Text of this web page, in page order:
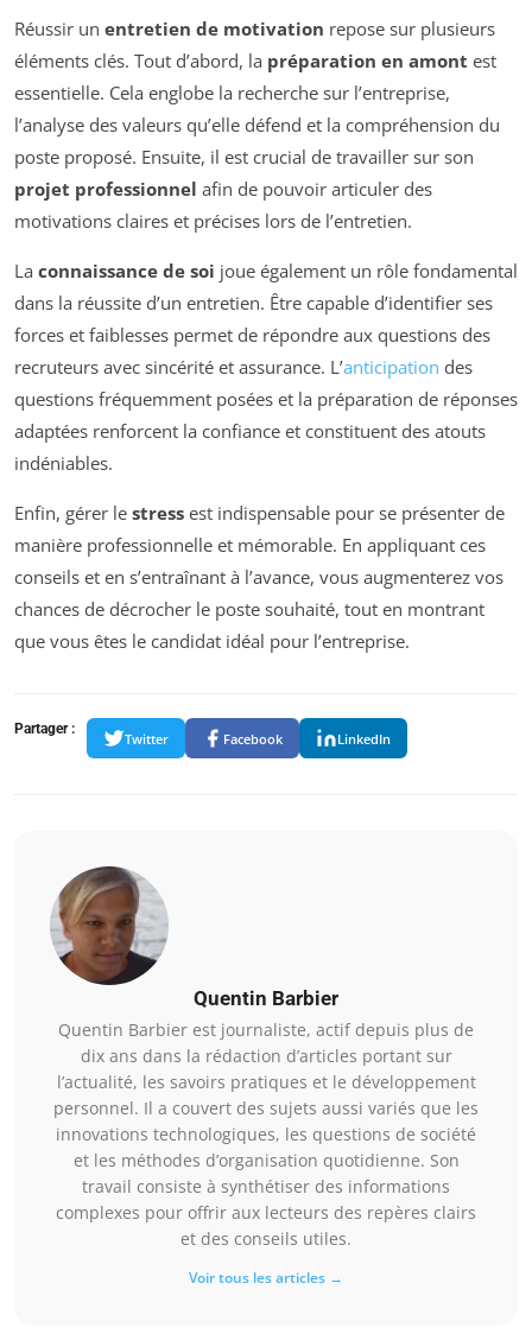
Réussir un entretien de motivation repose sur plusieurs
éléments clés. Tout d’abord, la préparation en amont est
essentielle. Cela englobe la recherche sur l’entreprise,
l’analyse des valeurs qu’elle défend et la compréhension du
poste proposé. Ensuite, il est crucial de travailler sur son
projet professionnel afin de pouvoir articuler des
motivations claires et précises lors de l’entretien.
La connaissance de soi joue également un rôle fondamental
dans la réussite d’un entretien. Être capable d’identifier ses
forces et faiblesses permet de répondre aux questions des
recruteurs avec sincérité et assurance. L’anticipation des
questions fréquemment posées et la préparation de réponses
adaptées renforcent la confiance et constituent des atouts
indéniables.
Enfin, gérer le stress est indispensable pour se présenter de
manière professionnelle et mémorable. En appliquant ces
conseils et en s’entraînant à l’avance, vous augmenterez vos
chances de décrocher le poste souhaité, tout en montrant
que vous êtes le candidat idéal pour l’entreprise.
Partager :
Twitter Facebook LinkedIn
Quentin Barbier
Quentin Barbier est journaliste, actif depuis plus de
dix ans dans la rédaction d’articles portant sur
l’actualité, les savoirs pratiques et le développement
personnel. Il a couvert des sujets aussi variés que les
innovations technologiques, les questions de société
et les méthodes d’organisation quotidienne. Son
travail consiste à synthétiser des informations
complexes pour offrir aux lecteurs des repères clairs
et des conseils utiles.
Voir tous les articles →